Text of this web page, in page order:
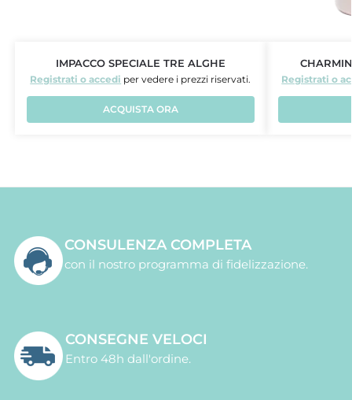
IMPACCO SPECIALE TRE ALGHE
Registrati o accedi per vedere i prezzi riservati.
ACQUISTA ORA
Registrati o
CONSULENZA COMPLETA
con il nostro programma di fidelizzazione.
CONSEGNE VELOCI
Entro 48h dall'ordine.